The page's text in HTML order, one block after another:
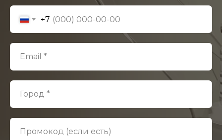
+7
Email *
Город *
Промокод (если есть)